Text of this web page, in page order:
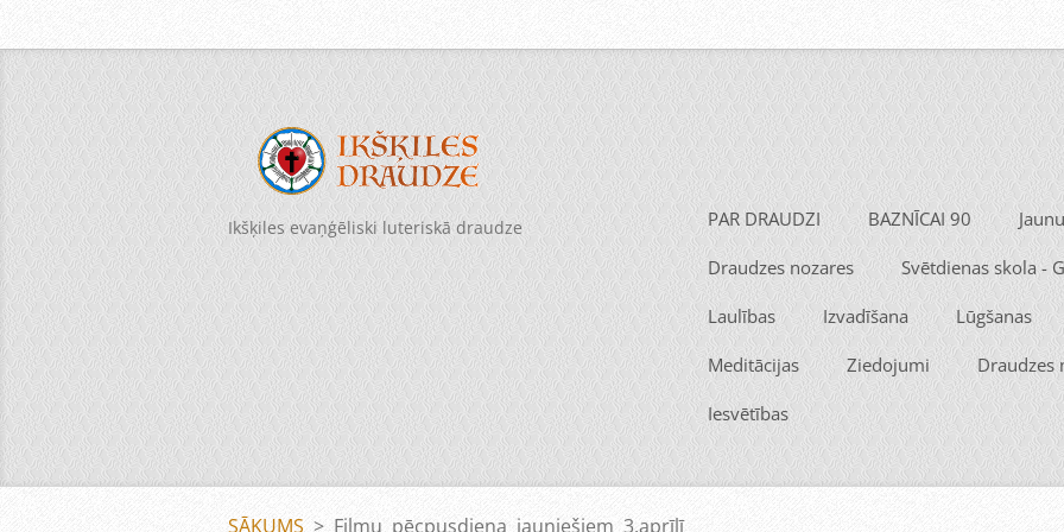
Ikšķiles evaņģēliski luteriskā draudze PAR DRAUDZI BAZNĪCAI 90
Draudzes nozares Svētdienas skola -
Laulības Izvadīšana Lūgšanas
Meditācijas Ziedojumi Draudzes
Iesvētības
SĀKUMS > Filmu pēcpusdiena jauniešiem 3.aprīlī